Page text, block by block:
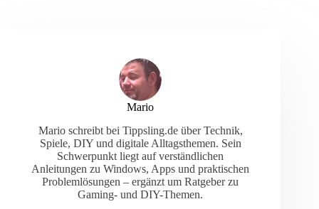
Mario
Mario schreibt bei Tippsling.de über Technik,
Spiele, DIY und digitale Alltagsthemen. Sein
Schwerpunkt liegt auf verständlichen
Anleitungen zu Windows, Apps und praktischen
Problemlösungen – ergänzt um Ratgeber zu
Gaming- und DIY-Themen.